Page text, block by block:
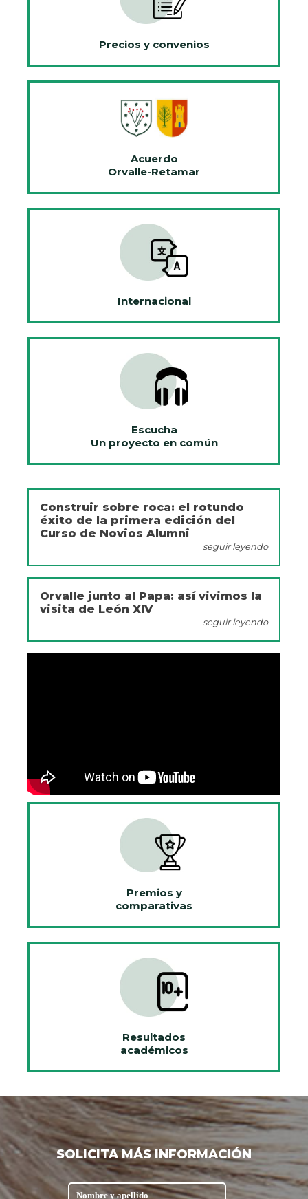
Precios y convenios
Acuerdo
Orvalle-Retamar
Internacional
Escucha
Un proyecto en común
Construir sobre roca: el rotundo
éxito de la primera edición del
Curso de Novios Alumni
seguir leyendo
Orvalle junto al Papa: así vivimos la
visita de León XIV
seguir leyendo
Premios y
comparativas
Resultados
académicos
SOLICITA MÁS INFORMACIÓN